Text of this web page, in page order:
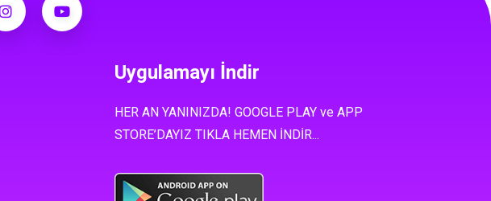
Uygulamayı İndir
HER AN YANINIZDA! GOOGLE PLAY ve APP
STORE’DAYIZ TIKLA HEMEN İNDİR...